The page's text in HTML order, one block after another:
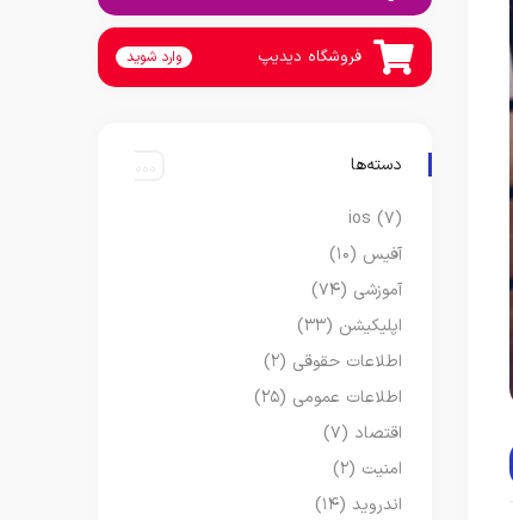
فروشگاه دیدیپ وارد شوید
دسته‌ها
ios (۷)
آفیس (۱۰)
آموزشی (۷۴)
اپلیکیشن (۳۳)
اطلاعات حقوقی (۲)
اطلاعات عمومی (۲۵)
اقتصاد (۷)
امنیت (۲)
اندروید (۱۴)